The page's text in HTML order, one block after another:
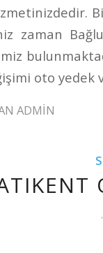
zaman
oto yedek
ADMIN